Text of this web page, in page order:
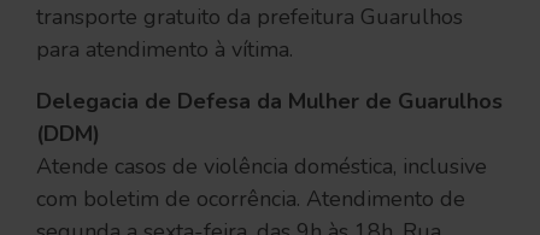
transporte gratuito da prefeitura Guarulhos
para atendimento à vítima.
Delegacia de Defesa da Mulher de Guarulhos
(DDM)
Atende casos de violência doméstica, inclusive
com boletim de ocorrência. Atendimento de